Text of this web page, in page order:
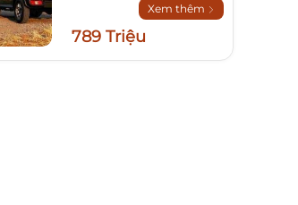
Xem thêm
789 Triệu